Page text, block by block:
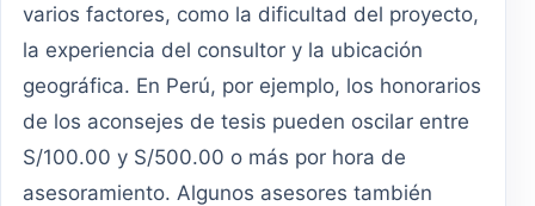
varios factores, como la dificultad del proyecto,
la experiencia del consultor y la ubicación
geográfica. En Perú, por ejemplo, los honorarios
de los aconsejes de tesis pueden oscilar entre
S/100.00 y S/500.00 o más por hora de
asesoramiento. Algunos asesores también